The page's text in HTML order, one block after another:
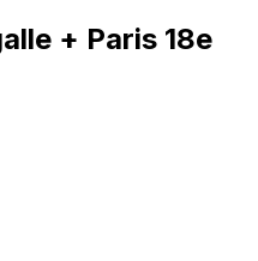
+ Paris 18e